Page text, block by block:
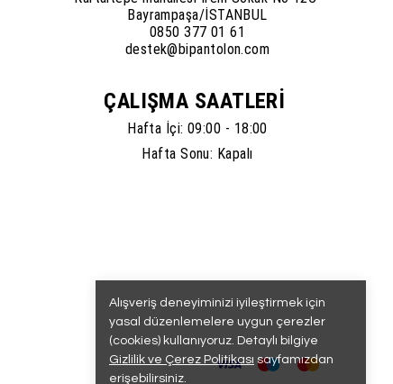
Alışveriş deneyiminizi iyileştirmek için
yasal düzenlemelere uygun çerezler
(cookies) kullanıyoruz. Detaylı bilgiye
Gizlilik ve Çerez Politikası sayfamızdan
erişebilirsiniz.
Bayrampaşa/İSTANBUL
0850 377 01 61
destek@bipantolon.com
ÇALIŞMA SAATLERİ
Hafta İçi: 09:00 - 18:00
Hafta Sonu: Kapalı